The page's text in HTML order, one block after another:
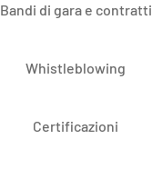
Bandi di gara e contratti
Whistleblowing
Certificazioni